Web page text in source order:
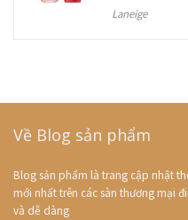
Laneige
Về Blog sản phẩm
Blog sản phẩm là trang cập nhật
mới nhất trên các sàn thương mại
và dễ dàng